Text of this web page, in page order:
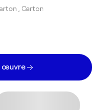
, Carton
œuvre